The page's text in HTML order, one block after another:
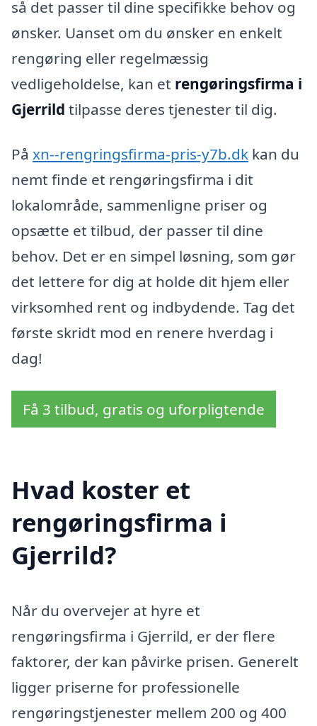
så det passer til dine specifikke behov og
ønsker. Uanset om du ønsker en enkelt
rengøring eller regelmæssig
vedligeholdelse, kan et rengøringsfirma i
Gjerrild tilpasse deres tjenester til dig.
På xn--rengringsfirma-pris-y7b.dk kan du
nemt finde et rengøringsfirma i dit
lokalområde, sammenligne priser og
opsætte et tilbud, der passer til dine
behov. Det er en simpel løsning, som gør
det lettere for dig at holde dit hjem eller
virksomhed rent og indbydende. Tag det
første skridt mod en renere hverdag i
dag!
Få 3 tilbud, gratis og uforpligtende
Hvad koster et
rengøringsfirma i
Gjerrild?
Når du overvejer at hyre et
rengøringsfirma i Gjerrild, er der flere
faktorer, der kan påvirke prisen. Generelt
ligger priserne for professionelle
rengøringstjenester mellem 200 og 400